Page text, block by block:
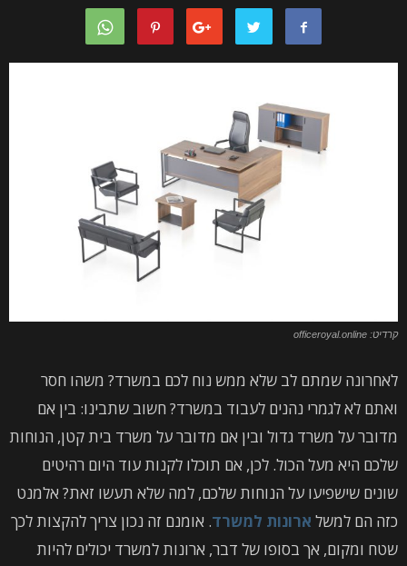
קרדיט: officeroyal.online
לאחרונה שמתם לב שלא ממש נוח לכם במשרד? משהו חסר
ואתם לא לגמרי נהנים לעבוד במשרד? חשוב שתבינו: בין אם
מדובר על משרד גדול ובין אם מדובר על משרד בית קטן, הנוחות
שלכם היא מעל הכול. לכן, אם תוכלו לקנות עוד היום רהיטים
שונים שישפיעו על הנוחות שלכם, למה שלא תעשו זאת? אלמנט
כזה הם למשל ארונות למשרד. אומנם זה נכון צריך להקצות לכך
שטח ומקום, אך בסופו של דבר, ארונות למשרד יכולים להיות